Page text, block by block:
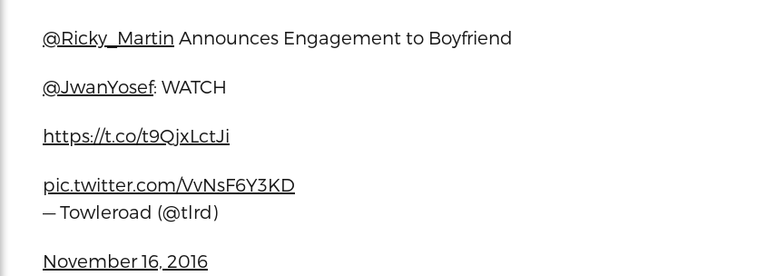
@Ricky_Martin Announces Engagement to Boyfriend
@JwanYosef: WATCH
https://t.co/t9QjxLctJi
pic.twitter.com/VvNsF6Y3KD
— Towleroad (@tlrd)
November 16, 2016